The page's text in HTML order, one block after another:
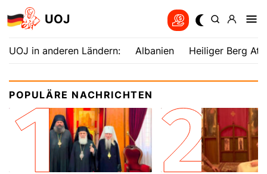
UOJ
UOJ in anderen Ländern: Albanien Heiliger Berg
POPULÄRE NACHRICHTEN